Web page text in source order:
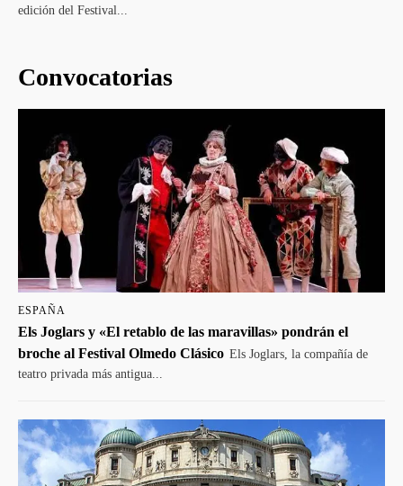
edición del Festival...
Convocatorias
ESPAÑA
Els Joglars y «El retablo de las maravillas» pondrán el
broche al Festival Olmedo Clásico Els Joglars, la compañía de
teatro privada más antigua...